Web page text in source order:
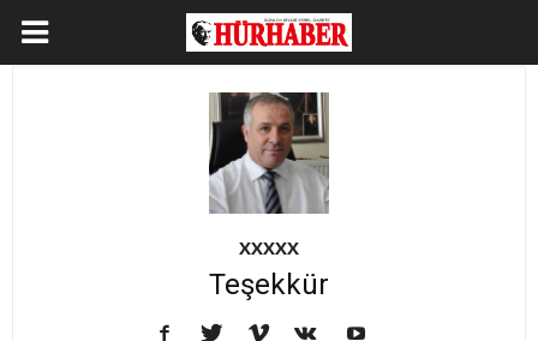
XXXXX
Teşekkür